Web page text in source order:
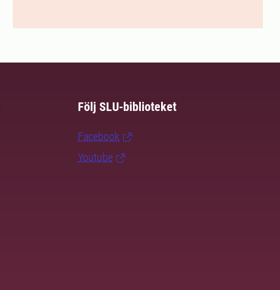
Följ SLU-biblioteket
Facebook
Youtube